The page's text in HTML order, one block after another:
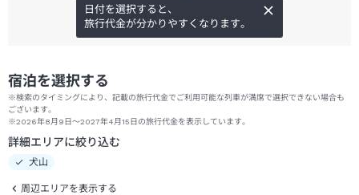
日付を選択すると、
旅行代金が分かりやすくなります。
宿泊を選択する
※検索のタイミングにより、記載の旅行代金でご利用可能な列車が満席で選択できない場合も
ございます。
※2026年8月9日～2027年4月15日の旅行代金を表示しています。
詳細エリアに絞り込む
犬山
周辺エリアを表示する